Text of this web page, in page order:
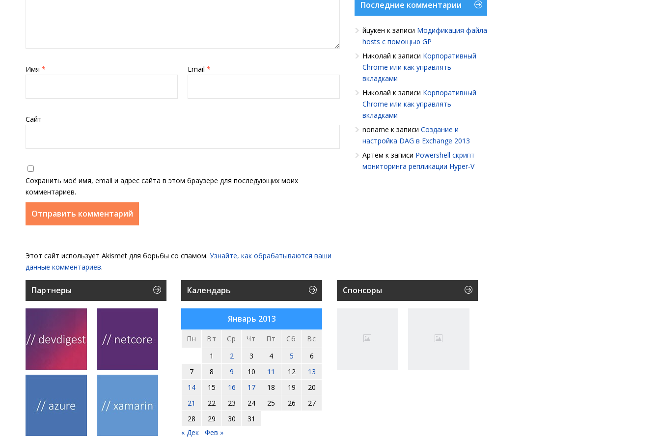
Имя * Email *
Сайт
Сохранить моё имя, email и адрес сайта в этом браузере для последующих моих
комментариев.
Этот сайт использует Akismet для борьбы со спамом. Узнайте, как обрабатываются ваши
данные комментариев.
Последние комментарии
йцукен к записи Модификация файла
hosts с помощью GP
Николай к записи Корпоративный
Chrome или как управлять
вкладками
Николай к записи Корпоративный
Chrome или как управлять
вкладками
noname к записи Создание и
настройка DAG в Exchange 2013
Артем к записи Powershell cкрипт
мониторинга репликации Hyper-V
Партнеры Календарь
Январь 2013
Пн Вт Ср Чт Пт Сб
Вс
1
2 3 4 5
6
7
8 9 10 11 12
13
14
15 16 17 18 19
20
21
22 23 24 25 26
27
28
29 30
31
« Дек
Фев »
Спонсоры